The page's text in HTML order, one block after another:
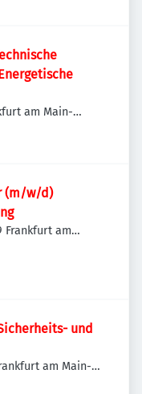
am Main-
(m/w/d)
Frankfurt am
Deutschland
und
am Main-